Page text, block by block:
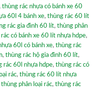
thùng rác nhựa có bánh xe 60
60l 4 bánh xe, thùng rác 60 lít
rác gia đình 60 lít, thùng phân
có bánh xe 60 lít nhựa hdpe,
60l có bánh xe, thùng rác
, thùng rác hộ gia đình 60 lít,
rác 60l nhựa hdpe, thùng rác có
rác, thùng rác 60 lít nhựa
thùng phân loại rác, thùng rác